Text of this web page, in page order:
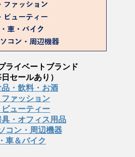
ライベートブランド
日セールあり）
品・飲料・お酒
ファッション
ビューティー
具・オフィス用品
コン・周辺機器
・車＆バイク